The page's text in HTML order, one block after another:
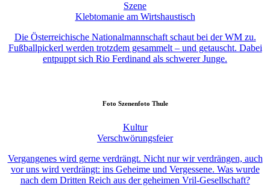
Szene
Klebtomanie am Wirtshaustisch
Die Österreichische Nationalmannschaft schaut bei der WM zu.
Fußballpickerl werden trotzdem gesammelt – und getauscht. Dabei
entpuppt sich Rio Ferdinand als schwerer Junge.
Foto Szenenfoto Thule
Kultur
Verschwörungsfeier
Vergangenes wird gerne verdrängt. Nicht nur wir verdrängen, auch
vor uns wird verdrängt: ins Geheime und Vergessene. Was wurde
nach dem Dritten Reich aus der geheimen Vril-Gesellschaft?